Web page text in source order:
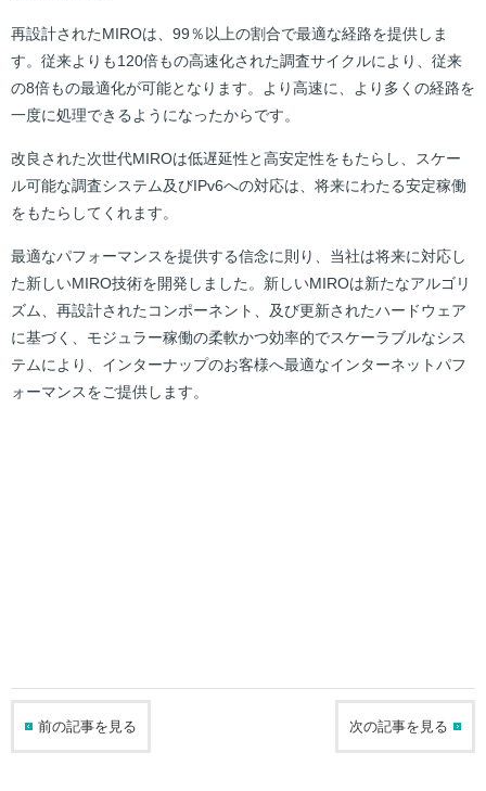
再設計されたMIROは、99％以上の割合で最適な経路を提供しま
す。従来よりも120倍もの高速化された調査サイクルにより、従来
の8倍もの最適化が可能となります。より高速に、より多くの経路を
一度に処理できるようになったからです。
改良された次世代MIROは低遅延性と高安定性をもたらし、スケー
ル可能な調査システム及びIPv6への対応は、将来にわたる安定稼働
をもたらしてくれます。
最適なパフォーマンスを提供する信念に則り、当社は将来に対応し
た新しいMIRO技術を開発しました。新しいMIROは新たなアルゴリ
ズム、再設計されたコンポーネント、及び更新されたハードウェア
に基づく、モジュラー稼働の柔軟かつ効率的でスケーラブルなシス
テムにより、インターナップのお客様へ最適なインターネットパフ
ォーマンスをご提供します。
前の記事を見る 次の記事を見る